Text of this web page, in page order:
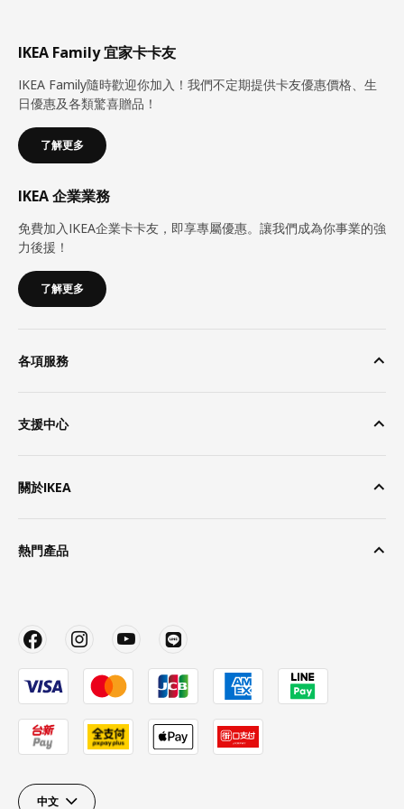
IKEA Family 宜家卡卡友
IKEA Family隨時歡迎你加入！我們不定期提供卡友優惠價格、生
日優惠及各類驚喜贈品！
了解更多
IKEA 企業業務
免費加入IKEA企業卡卡友，即享專屬優惠。讓我們成為你事業的強
力後援！
了解更多
各項服務
支援中心
關於IKEA
熱門產品
中文